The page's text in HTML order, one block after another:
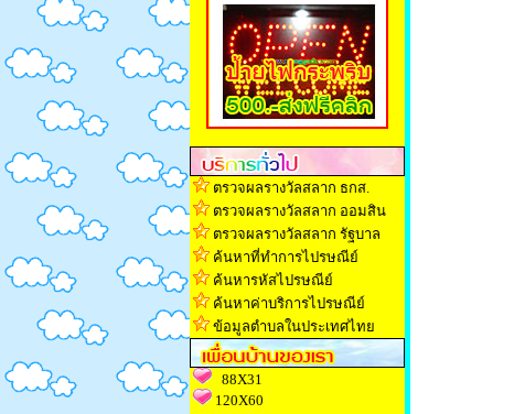
ตรวจผลรางวัลสลาก ธกส.
ตรวจผลรางวัลสลาก ออมสิน
ตรวจผลรางวัลสลาก รัฐบาล
ค้นหาที่ทำการไปรษณีย์
ค้นหารหัสไปรษณีย์
ค้นหาค่าบริการไปรษณีย์
ข้อมูลตำบลในประเทศไทย
88X31
120X60